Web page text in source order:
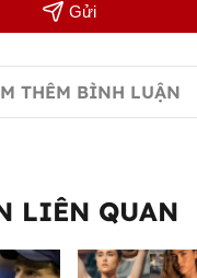
Gửi
THÊM BÌNH LUẬN
LIÊN QUAN